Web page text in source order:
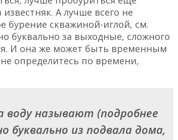
А лучше всего не
бурение скважиной-иглой, см.
буквально за выходные, сложного
И она же может быть временным
определитесь по времени,
воду называют (подробнее
буквально из подвала дома,